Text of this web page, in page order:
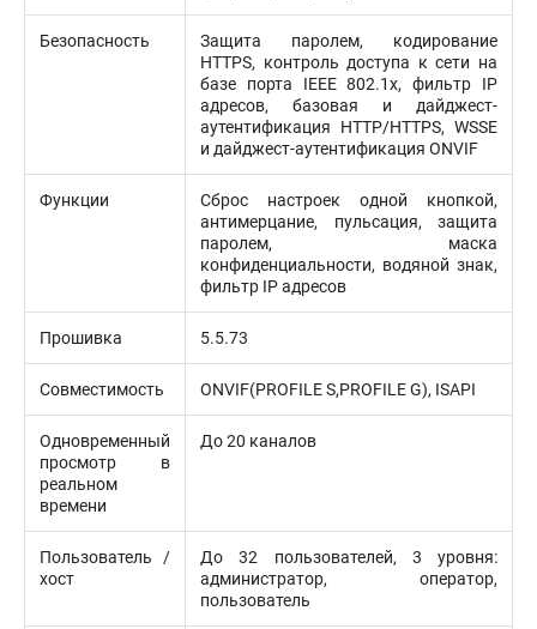
Безопасность
Защита паролем, кодирование
HTTPS, контроль доступа к сети на
базе порта IEEE 802.1x, фильтр IP
адресов, базовая и дайджест-
аутентификация HTTP/HTTPS, WSSE
и дайджест-аутентификация ONVIF
Функции
Сброс настроек одной кнопкой,
антимерцание, пульсация, защита
паролем, маска
конфиденциальности, водяной знак,
фильтр IP адресов
Прошивка 5.5.73
Совместимость ONVIF(PROFILE S,PROFILE G), ISAPI
Одновременный
просмотр в
реальном
времени
До 20 каналов
Пользователь /
хост
До 32 пользователей, 3 уровня:
администратор, оператор,
пользователь